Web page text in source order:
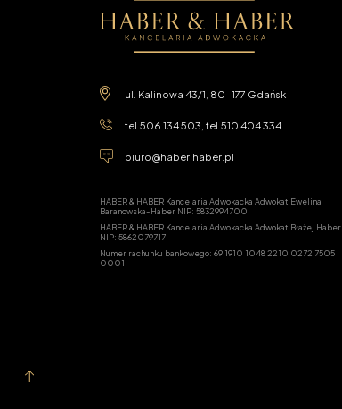
ul. Kalinowa 43/1, 80-177 Gdańsk
tel. 506 134 503 , tel. 510 404 334
biuro@haberihaber.pl
HABER & HABER Kancelaria Adwokacka Adwokat Ewelina
Baranowska-Haber NIP: 5832994700
HABER & HABER Kancelaria Adwokacka Adwokat Błażej Haber,
NIP: 5862079717
Numer rachunku bankowego: 69 1910 1048 2210 0272 7505
0001